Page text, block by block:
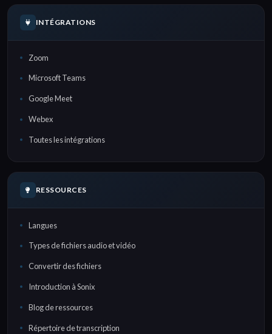
INTÉGRATIONS
Zoom
Microsoft Teams
Google Meet
Webex
Toutes les intégrations
RESSOURCES
Langues
Types de fichiers audio et vidéo
Convertir des fichiers
Introduction à Sonix
Blog de ressources
Répertoire de transcription